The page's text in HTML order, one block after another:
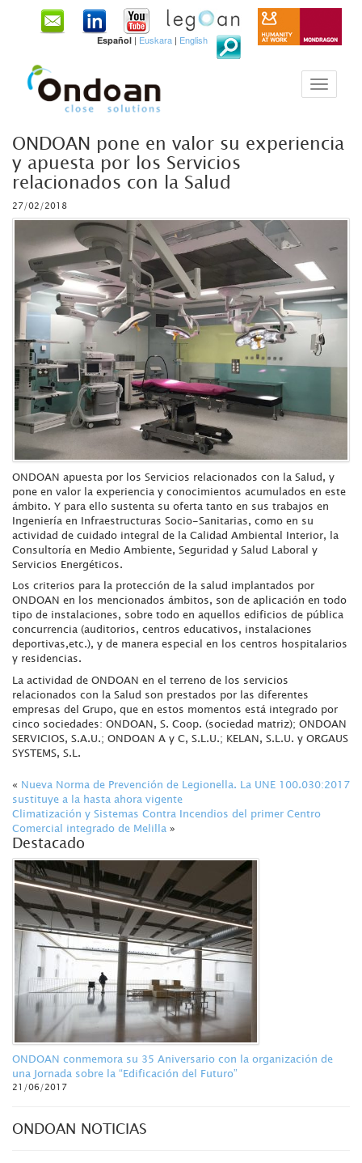
Español | Euskara | English
ONDOAN pone en valor su experiencia
y apuesta por los Servicios
relacionados con la Salud
27/02/2018
ONDOAN apuesta por los Servicios relacionados con la Salud, y
pone en valor la experiencia y conocimientos acumulados en este
ámbito. Y para ello sustenta su oferta tanto en sus trabajos en
Ingeniería en Infraestructuras Socio-Sanitarias, como en su
actividad de cuidado integral de la Calidad Ambiental Interior, la
Consultoría en Medio Ambiente, Seguridad y Salud Laboral y
Servicios Energéticos.
Los criterios para la protección de la salud implantados por
ONDOAN en los mencionados ámbitos, son de aplicación en todo
tipo de instalaciones, sobre todo en aquellos edificios de pública
concurrencia (auditorios, centros educativos, instalaciones
deportivas,etc.), y de manera especial en los centros hospitalarios
y residencias.
La actividad de ONDOAN en el terreno de los servicios
relacionados con la Salud son prestados por las diferentes
empresas del Grupo, que en estos momentos está integrado por
cinco sociedades: ONDOAN, S. Coop. (sociedad matriz); ONDOAN
SERVICIOS, S.A.U.; ONDOAN A y C, S.L.U.; KELAN, S.L.U. y ORGAUS
SYSTEMS, S.L.
« Nueva Norma de Prevención de Legionella. La UNE 100.030:2017
sustituye a la hasta ahora vigente
Climatización y Sistemas Contra Incendios del primer Centro
Comercial integrado de Melilla »
Destacado
ONDOAN conmemora su 35 Aniversario con la organización de
una Jornada sobre la “Edificación del Futuro”
21/06/2017
ONDOAN NOTICIAS